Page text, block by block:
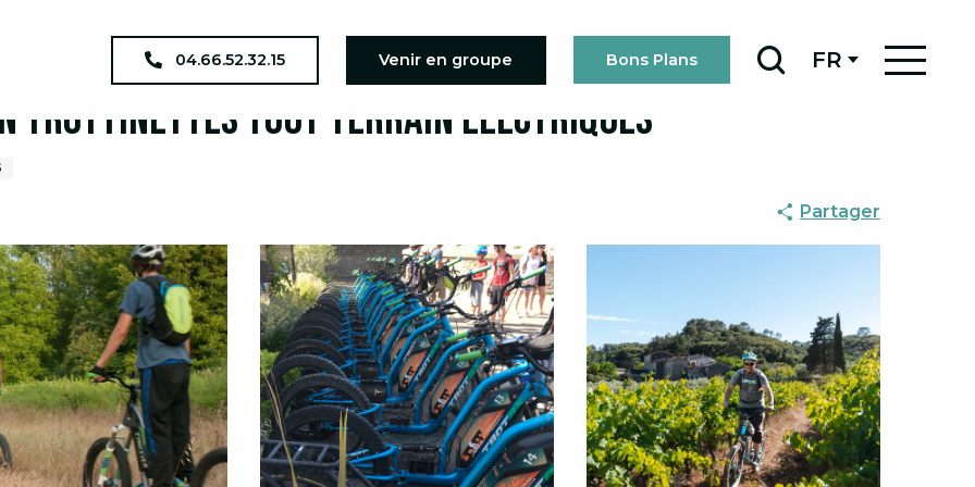
04.66.52.32.15 Venir en groupe Bons Plans FR
trottinettes tout terrain électriques
Partager